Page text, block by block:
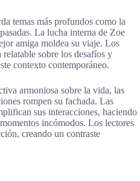
temas más profundos como la
La lucha interna de Zoe
amiga moldea su viaje. Los
sobre los desafíos y
contexto contemporáneo.
armoniosa sobre la vida, las
rompen su fachada. Las
sus interacciones, haciendo
incómodos. Los lectores
creando un contraste